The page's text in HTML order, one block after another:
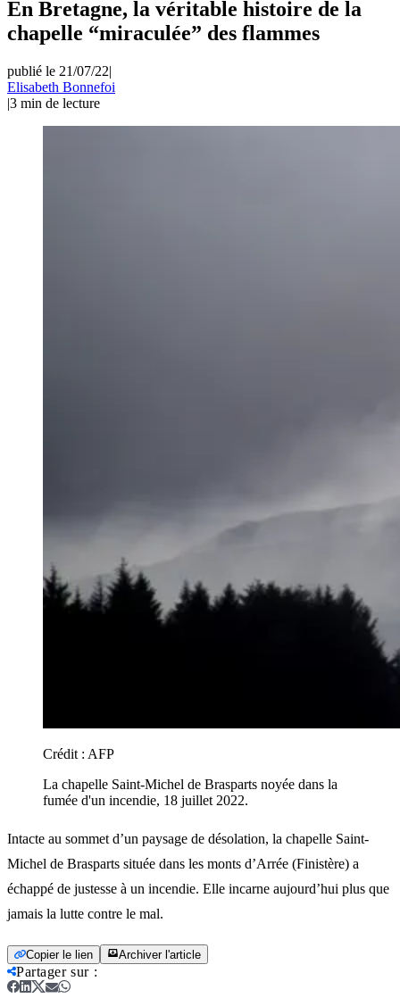
En Bretagne, la véritable histoire de la
chapelle “miraculée” des flammes
publié le 21/07/22|
Elisabeth Bonnefoi
|3 min de lecture
Crédit : AFP
La chapelle Saint-Michel de Brasparts noyée dans la
fumée d'un incendie, 18 juillet 2022.
Intacte au sommet d’un paysage de désolation, la chapelle Saint-
Michel de Brasparts située dans les monts d’Arrée (Finistère) a
échappé de justesse à un incendie. Elle incarne aujourd’hui plus que
jamais la lutte contre le mal.
Copier le lien Archiver l'article
Partager sur: